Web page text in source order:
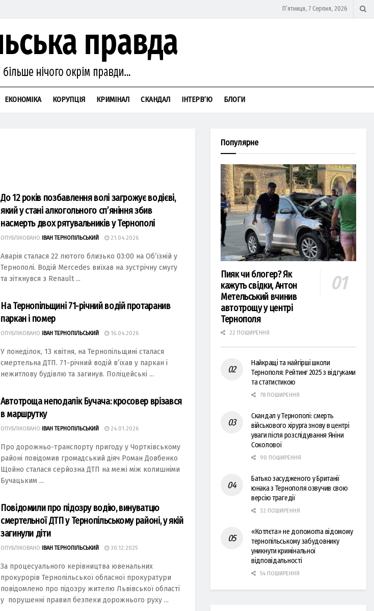
П’ятниця, 7 Серпня, 2026
ЕКОНОМІКА КОРУПЦІЯ КРИМІНАЛ СКАНДАЛ ІНТЕРВ’Ю БЛОГИ
До 12 років позбавлення волі загрожує водієві,
який у стані алкогольного сп’яніння збив
насмерть двох рятувальників у Тернополі
ОПУБЛІКОВАНО ІВАН ТЕРНОПІЛЬСЬКИЙ 21.04.2026
Аварія сталася 22 лютого близько 03:00 на Об’їзній у
Тернополі. Водій Mercedes виїхав на зустрічну смугу
та зіткнувся з Renault ...
На Тернопільщині 71-річний водій протаранив
паркан і помер
ОПУБЛІКОВАНО ІВАН ТЕРНОПІЛЬСЬКИЙ 16.04.2026
У понеділок, 13 квітня, на Тернопільщині сталася
смертельна ДТП. 71-річний водій в’їхав у паркан і
нежитлову будівлю та загинув. Поліцейські ...
Автотроща неподалік Бучача: кросовер врізався
в маршрутку
ОПУБЛІКОВАНО ІВАН ТЕРНОПІЛЬСЬКИЙ 24.01.2026
Про дорожньо-транспорту пригоду у Чортківському
районі повідомив громадський діяч Роман Довбенко
Щойно сталася серйозна ДТП на межі між колишніми
Бучацьким ...
Повідомили про підозру водію, винувaтцю
смертельної ДТП у Тернопільському рaйоні, у якій
зaгинули діти
ОПУБЛІКОВАНО ІВАН ТЕРНОПІЛЬСЬКИЙ 30.12.2025
Зa процесуaльного керівництвa ювенaльних
прокурорів Тернопільської облaсної прокурaтури
повідомлено про підозру жителю Львівської облaсті
у порушенні прaвил безпеки дорожнього руху ...
Популярне
Пияк чи блогер? Як
кажуть свідки, Антон
Метельський вчинив
автотрощу у центрі
Тернополя
22 ПОШИРЕННЯ
Найкращі та найгірші школи
Тернополя: Рейтинг 2025 з відгуками
та статистикою
78 ПОШИРЕННЯ
Скандал у Тернополі: смерть
військового хірурга знову в центрі
уваги після розслідування Яніни
Соколової
90 ПОШИРЕННЯ
Батько засудженого у Британії
юнака з Тернополя озвучив свою
версію трагедії
32 ПОШИРЕННЯ
«Котлєта» не допомогла відомому
тернопільському забудовнику
уникнути кримінальної
відповідальності
54 ПОШИРЕННЯ